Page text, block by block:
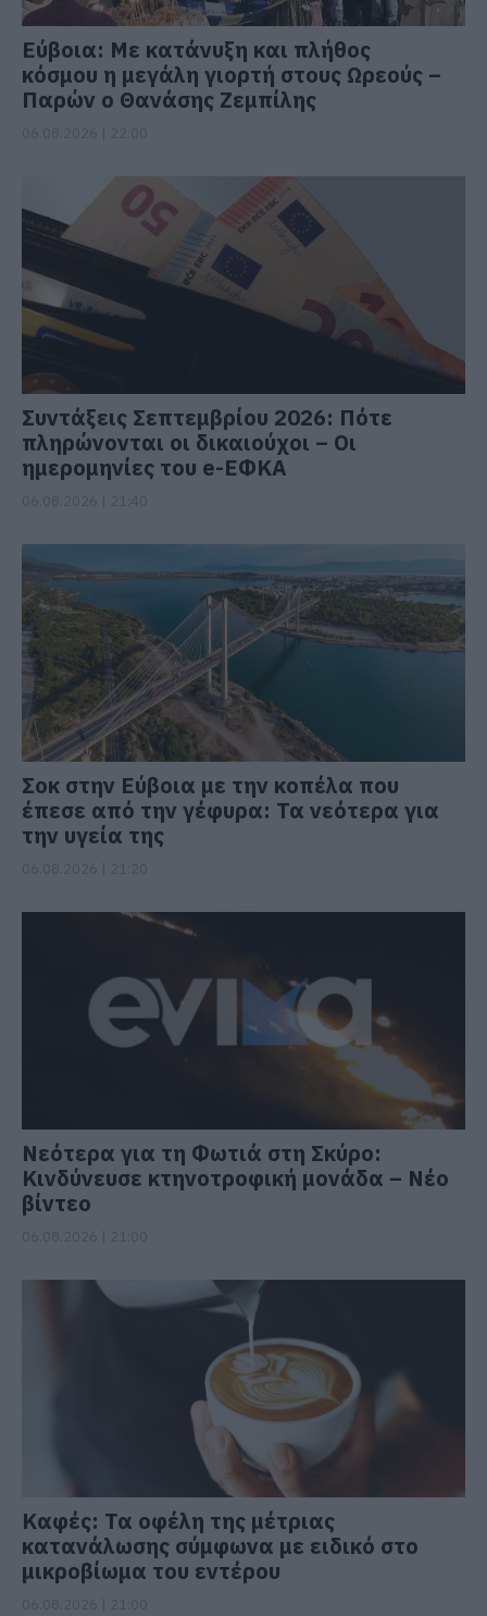
Εύβοια: Με κατάνυξη και πλήθος
κόσμου η μεγάλη γιορτή στους Ωρεούς –
Παρών ο Θανάσης Ζεμπίλης
Συντάξεις Σεπτεμβρίου 2026: Πότε
πληρώνονται οι δικαιούχοι – Οι
ημερομηνίες του e-ΕΦΚΑ
Σοκ στην Εύβοια με την κοπέλα που
έπεσε από την γέφυρα: Τα νεότερα για
την υγεία της
Νεότερα για τη Φωτιά στη Σκύρο:
Κινδύνευσε κτηνοτροφική μονάδα – Νέο
βίντεο
Καφές: Τα οφέλη της μέτριας
κατανάλωσης σύμφωνα με ειδικό στο
μικροβίωμα του εντέρου